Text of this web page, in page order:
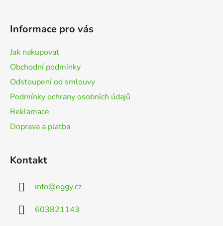
Informace pro vás
Jak nakupovat
Obchodní podmínky
Odstoupení od smlouvy
Podmínky ochrany osobních údajů
Reklamace
Doprava a platba
Kontakt
info@eggy.cz
603821143